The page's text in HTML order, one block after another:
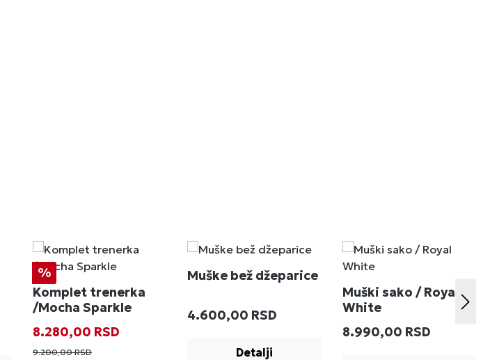
Popust
%
Komplet trenerka
/Mocha Sparkle
Prodajna cena:
8.280,00 RSD
9.200,00 RSD
Muške bež džeparice
Redovna cena:
4.600,00 RSD
Detalji
Muški sako / Royal
White
Redovna cena:
8.990,00 RSD